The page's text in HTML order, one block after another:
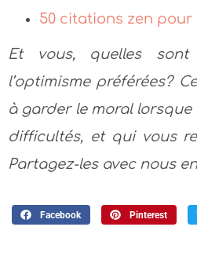
50 citations zen pour
Et vous, quelles
l’optimisme préférées?
à garder le moral
difficultés, et qui vous
Partagez-les avec nous
Facebook Pinterest